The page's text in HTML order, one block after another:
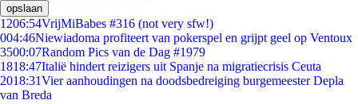
opslaan
1206:54VrijMiBabes #316 (not very sfw!)
004:46Niewiadoma profiteert van pokerspel en grijpt geel op Ventoux
3500:07Random Pics van de Dag #1979
1818:47Italië hindert reizigers uit Spanje na migratiecrisis Ceuta
2018:31Vier aanhoudingen na doodsbedreiging burgemeester Depla
van Breda